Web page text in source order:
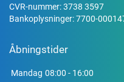
CVR-nummer: 3738 3597
Bankoplysninger: 7700-
Åbningstider
Mandag 08:00 - 16:00